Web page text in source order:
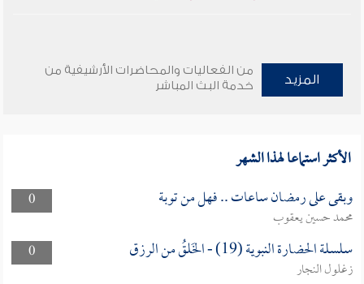
المزيد
من الفعاليات والمحاضرات الأرشيفية من
خدمة البث المباشر
الأكثر استماعا لهذا الشهر
0 وبقى على رمضان ساعات .. فهل من توبة
محمد حسين يعقوب
0
سلسلة الحضارة النبوية (19) - الخَلقُ من الرزق
زغلول النجار